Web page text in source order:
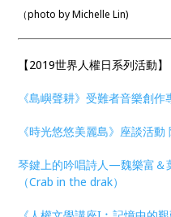
（photo by Michelle Lin)
【2019世界人權日系列活動】
《島嶼聲耕》受難者音樂創作
《時光悠悠美麗島》座談活
琴鍵上的吟唱詩人—魏樂富＆
（Crab in the drak）